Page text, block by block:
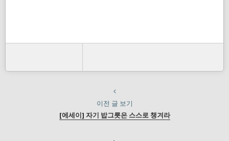
이전 글 보기
[에세이] 자기 밥그릇은 스스로 챙겨라